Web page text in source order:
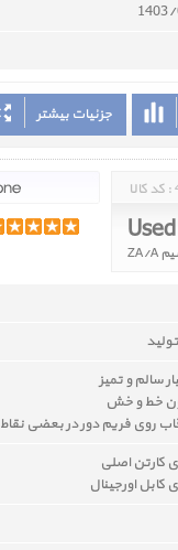
جزئیات بیشتر
کد کالا :
سالم و تمیز
خط و خش
روی فریم دور در بعضی نقاط
کارتن اصلی
کابل اورجینال